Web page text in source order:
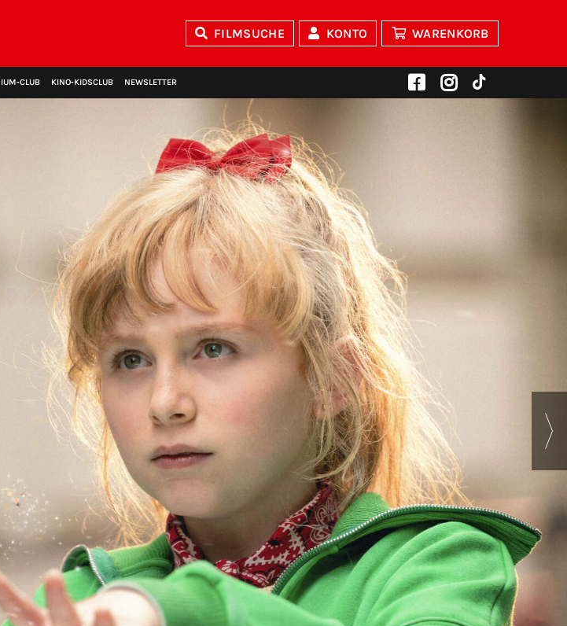
FILMSUCHE KONTO WARENKORB
KINO‑KIDSCLUB NEWSLETTER